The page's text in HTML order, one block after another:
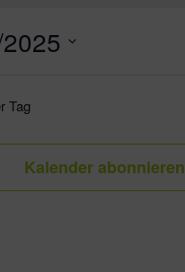
Tag
Kalender abonnieren